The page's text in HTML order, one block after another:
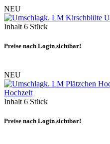
NEU
Inhalt 6 Stück
Preise nach Login sichtbar!
NEU
Hochzeit
Inhalt 6 Stück
Preise nach Login sichtbar!